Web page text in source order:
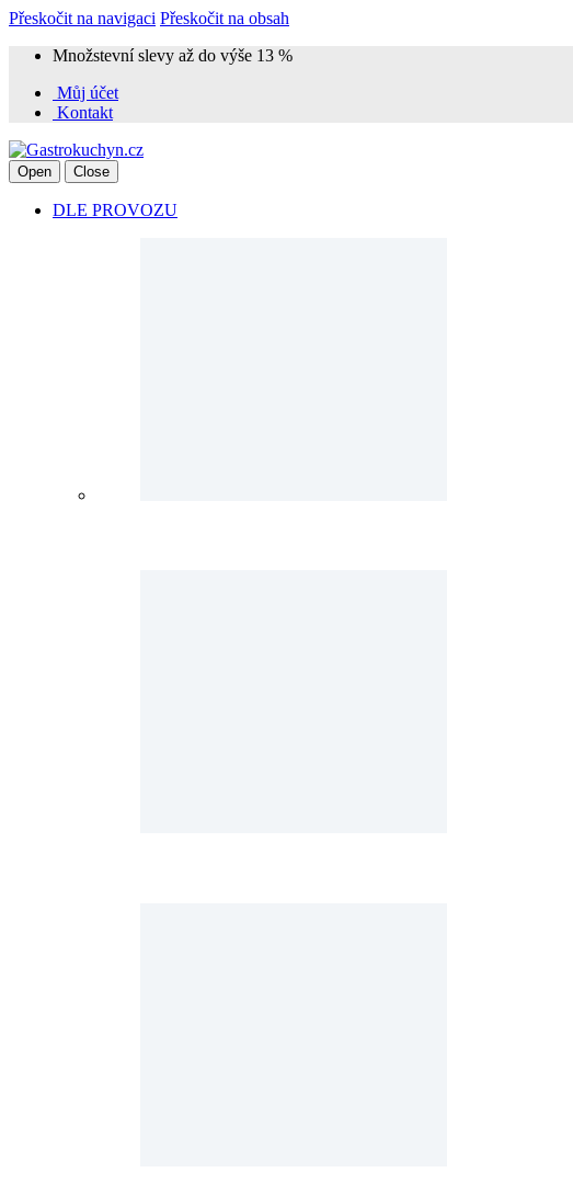
Přeskočit na navigaci Přeskočit na obsah
Množstevní slevy až do výše 13 %
Můj účet
Kontakt
Open Close
DLE PROVOZU